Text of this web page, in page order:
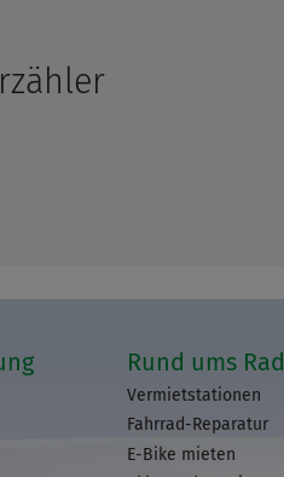
Rund ums Rad
Vermietstationen
Fahrrad-Reparatur
E-Bike mieten